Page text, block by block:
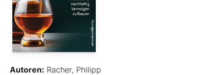
Autoren: Racher, Philipp